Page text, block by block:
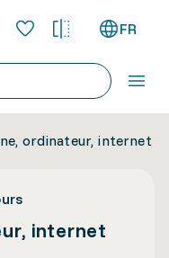
FR
ordinateur, internet
internet